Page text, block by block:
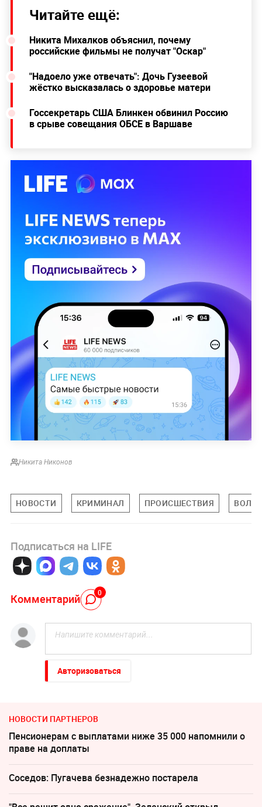
Читайте ещё:
Никита Михалков объяснил, почему
российские фильмы не получат "Оскар"
"Надоело уже отвечать": Дочь Гузеевой
жёстко высказалась о здоровье матери
Госсекретарь США Блинкен обвинил Россию
в срыве совещания ОБСЕ в Варшаве
Никита Никонов
НОВОСТИ КРИМИНАЛ ПРОИСШЕСТВИЯ
Подписаться на LIFE
Комментарий 0
Авторизоваться
НОВОСТИ ПАРТНЕРОВ
Пенсионерам с выплатами ниже 35 000 напомнили о
праве на доплаты
Соседов: Пугачева безнадежно постарела